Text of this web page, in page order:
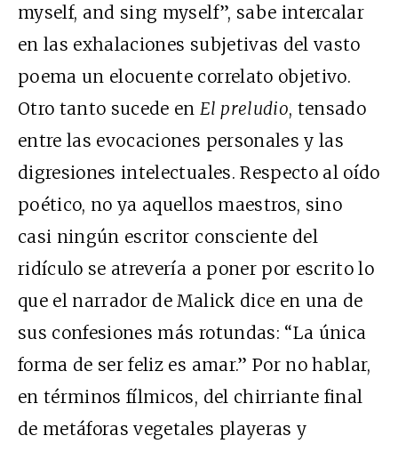
myself, and sing myself”, sabe intercalar
en las exhalaciones subjetivas del vasto
poema un elocuente correlato objetivo.
Otro tanto sucede en El preludio, tensado
entre las evocaciones personales y las
digresiones intelectuales. Respecto al oído
poético, no ya aquellos maestros, sino
casi ningún escritor consciente del
ridículo se atrevería a poner por escrito lo
que el narrador de Malick dice en una de
sus confesiones más rotundas: “La única
forma de ser feliz es amar.” Por no hablar,
en términos fílmicos, del chirriante final
de metáforas vegetales playeras y